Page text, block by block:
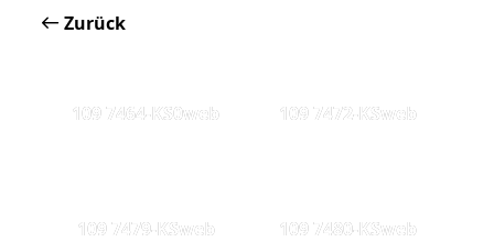
Zurück
109 7464-KS0web 109 7472-KSweb
109 7479-KSweb 109 7480-KSweb